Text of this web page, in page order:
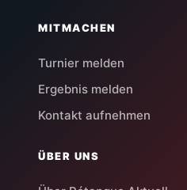
MITMACHEN
Turnier melden
Ergebnis melden
Kontakt aufnehmen
ÜBER UNS